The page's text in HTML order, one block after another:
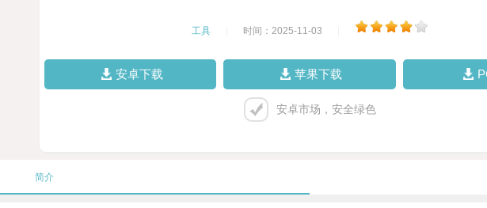
工具 时间：2025-11-03
安卓下载 苹果下载
安卓市场，安全绿色
简介